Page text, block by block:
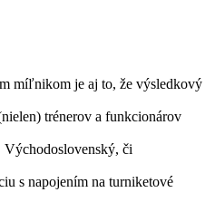
míľnikom je aj to, že výsledkový
trénerov a funkcionárov
Východoslovenský, či
s napojením na turniketové